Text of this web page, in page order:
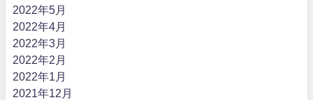
2022年5月
2022年4月
2022年3月
2022年2月
2022年1月
2021年12月